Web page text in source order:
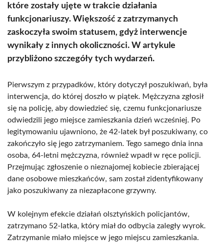
które zostały ujęte w trakcie działania
funkcjonariuszy. Większość z zatrzymanych
zaskoczyła swoim statusem, gdyż interwencje
wynikały z innych okoliczności. W artykule
przybliżono szczegóły tych wydarzeń.
Pierwszym z przypadków, który dotyczył poszukiwań, była
interwencja, do której doszło w piątek. Mężczyzna zgłosił
się na policję, aby dowiedzieć się, czemu funkcjonariusze
odwiedzili jego miejsce zamieszkania dzień wcześniej. Po
legitymowaniu ujawniono, że 42-latek był poszukiwany, co
zakończyło się jego zatrzymaniem. Tego samego dnia inna
osoba, 64-letni mężczyzna, również wpadł w ręce policji.
Przejmując zgłoszenie o nieznajomej kobiecie zbierającej
dane osobowe mieszkańców, sam został zidentyfikowany
jako poszukiwany za niezapłacone grzywny.
W kolejnym efekcie działań olsztyńskich policjantów,
zatrzymano 52-latka, który miał do odbycia zaległy wyrok.
Zatrzymanie miało miejsce w jego miejscu zamieszkania.